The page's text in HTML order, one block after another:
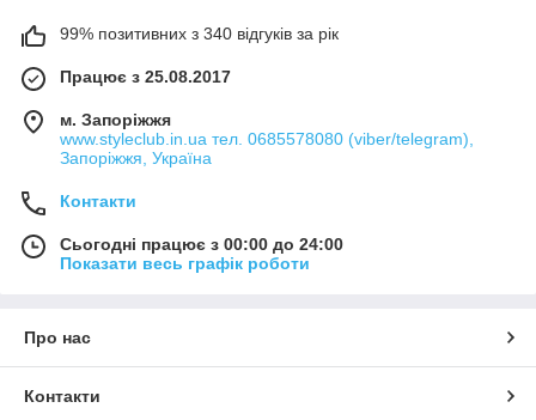
99% позитивних з 340 відгуків за рік
Працює з 25.08.2017
м. Запоріжжя
www.styleclub.in.ua тел. 0685578080 (viber/telegram),
Запоріжжя, Україна
Контакти
Сьогодні працює з 00:00 до 24:00
Показати весь графік роботи
Про нас
Контакти